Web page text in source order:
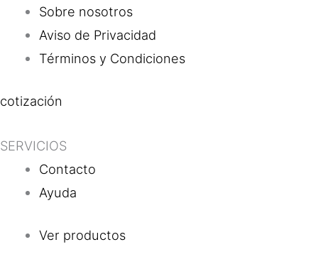
Sobre nosotros
Aviso de Privacidad
Términos y Condiciones
cotización
SERVICIOS
Contacto
Ayuda
Ver productos